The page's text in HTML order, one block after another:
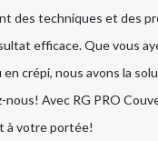
des techniques et des
efficace. Que vous
crépi, nous avons la
nous! Avec RG PRO
à votre portée!